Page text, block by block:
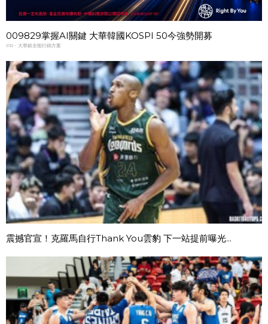
009829掌握AI關鍵 大華韓國KOSPI 50今強勢開募
PR・大華銀全能行銷方案
震撼官宣！克羅馬自行Thank You雲豹 下一站提前曝光...